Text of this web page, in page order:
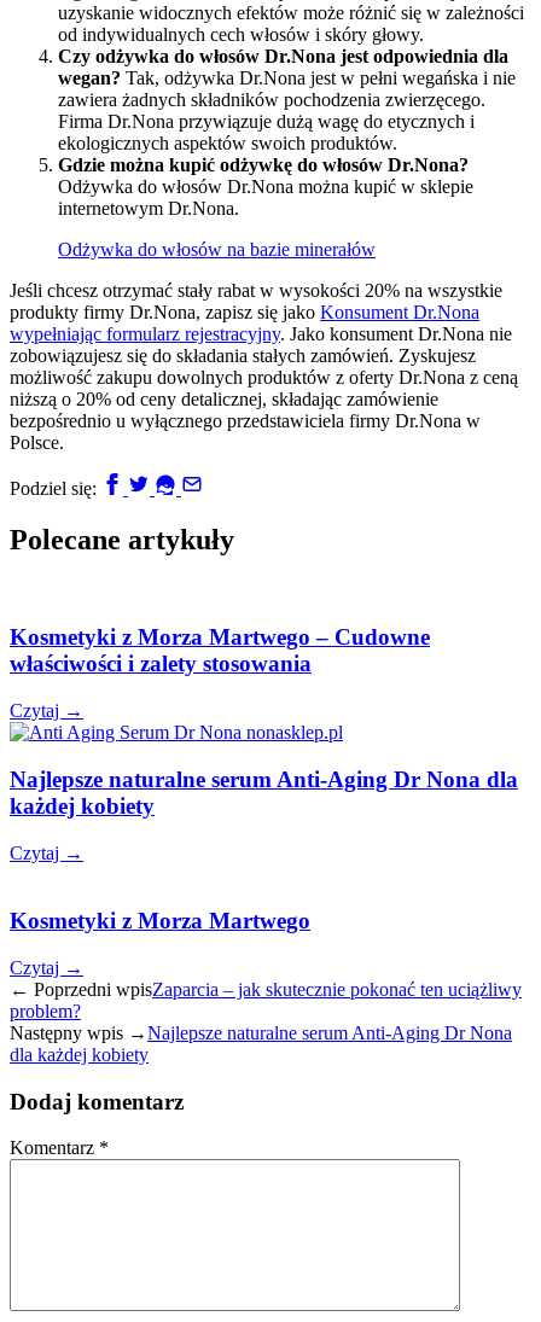
uzyskanie widocznych efektów może różnić się w zależności
od indywidualnych cech włosów i skóry głowy.
Czy odżywka do włosów Dr.Nona jest odpowiednia dla
wegan? Tak, odżywka Dr.Nona jest w pełni wegańska i nie
zawiera żadnych składników pochodzenia zwierzęcego.
Firma Dr.Nona przywiązuje dużą wagę do etycznych i
ekologicznych aspektów swoich produktów.
Gdzie można kupić odżywkę do włosów Dr.Nona?
Odżywka do włosów Dr.Nona można kupić w sklepie
internetowym Dr.Nona.
Odżywka do włosów na bazie minerałów
Jeśli chcesz otrzymać stały rabat w wysokości 20% na wszystkie
produkty firmy Dr.Nona, zapisz się jako Konsument Dr.Nona
wypełniając formularz rejestracyjny. Jako konsument Dr.Nona nie
zobowiązujesz się do składania stałych zamówień. Zyskujesz
możliwość zakupu dowolnych produktów z oferty Dr.Nona z ceną
niższą o 20% od ceny detalicznej, składając zamówienie
bezpośrednio u wyłącznego przedstawiciela firmy Dr.Nona w
Polsce.
Podziel się:
Polecane artykuły
Kosmetyki z Morza Martwego – Cudowne
właściwości i zalety stosowania
Czytaj →
Najlepsze naturalne serum Anti-Aging Dr Nona dla
każdej kobiety
Czytaj →
Kosmetyki z Morza Martwego
Czytaj →
← Poprzedni wpisZaparcia – jak skutecznie pokonać ten uciążliwy
problem?
Następny wpis →Najlepsze naturalne serum Anti-Aging Dr Nona
dla każdej kobiety
Dodaj komentarz
Komentarz *